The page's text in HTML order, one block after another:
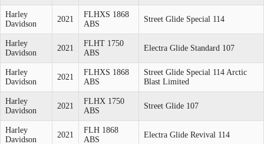
Harley
Davidson
2021
FLHXS 1868
ABS
Street Glide Special 114
Harley
Davidson
2021
FLHT 1750
ABS
Electra Glide Standard 107
Harley
Davidson
2021
FLHXS 1868
ABS
Street Glide Special 114 Arctic
Blast Limited
Harley
Davidson
2021
FLHX 1750
ABS
Street Glide 107
Harley
Davidson
2021
FLH 1868
ABS
Electra Glide Revival 114